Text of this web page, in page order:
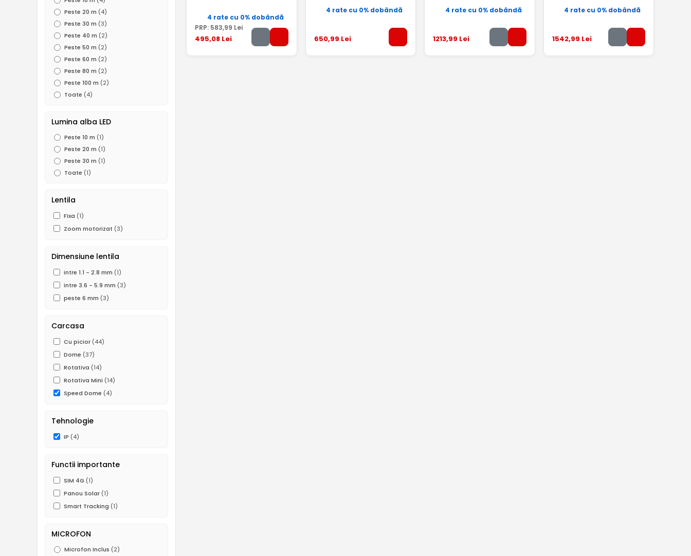
Peste 20 m (4)
Peste 30 m (3)
Peste 40 m (2)
Peste 50 m (2)
Peste 60 m (2)
Peste 80 m (2)
Peste 100 m (2)
Toate (4)
Lumina alba LED
Peste 10 m (1)
Peste 20 m (1)
Peste 30 m (1)
Toate (1)
Lentila
Fixa (1)
Zoom motorizat (3)
Dimensiune lentila
intre 1.1 - 2.8 mm (1)
intre 3.6 - 5.9 mm (3)
peste 6 mm (3)
Carcasa
Cu picior (44)
Dome (37)
Rotativa (14)
Rotativa Mini (14)
Speed Dome (4)
Tehnologie
IP (4)
Functii importante
SIM 4G (1)
Panou Solar (1)
Smart Tracking (1)
MICROFON
Microfon Inclus (2)
4 rate cu 0% dobândă
PRP: 583,99 Lei
495,08 Lei
4 rate cu 0% dobândă
650,99 Lei
4 rate cu 0% dobândă
1213,99 Lei
4 rate cu 0% dobândă
1542,99 Lei